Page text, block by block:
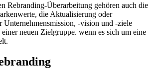
Rebranding-Überarbeitung gehören auch die
die Aktualisierung oder
Unternehmensmission, -vision und -ziele
neuen Zielgruppe. wenn es sich um eine